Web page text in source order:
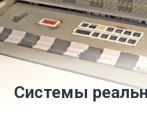
Системы